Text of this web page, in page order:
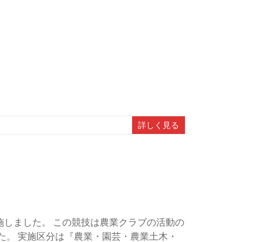
詳しく見る
ました。 この競技は農業クラブの活動の
実施区分は『農業・園芸・農業土木・